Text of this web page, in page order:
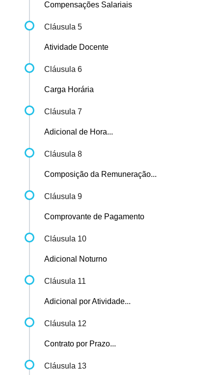
Compensações Salariais
Cláusula 5
Atividade Docente
Cláusula 6
Carga Horária
Cláusula 7
Adicional de Hora...
Cláusula 8
Composição da Remuneração...
Cláusula 9
Comprovante de Pagamento
Cláusula 10
Adicional Noturno
Cláusula 11
Adicional por Atividade...
Cláusula 12
Contrato por Prazo...
Cláusula 13